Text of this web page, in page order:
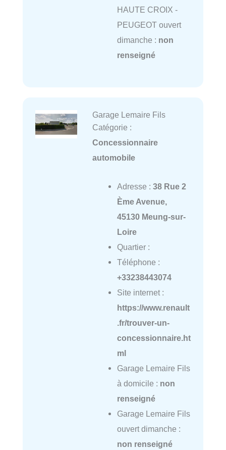
HAUTE CROIX -
PEUGEOT ouvert
dimanche : non
renseigné
Garage Lemaire Fils
Catégorie :
Concessionnaire
automobile
Adresse : 38 Rue 2
Ème Avenue,
45130 Meung-sur-
Loire
Quartier :
Téléphone :
+33238443074
Site internet :
https://www.renault
.fr/trouver-un-
concessionnaire.ht
ml
Garage Lemaire Fils
à domicile : non
renseigné
Garage Lemaire Fils
ouvert dimanche :
non renseigné